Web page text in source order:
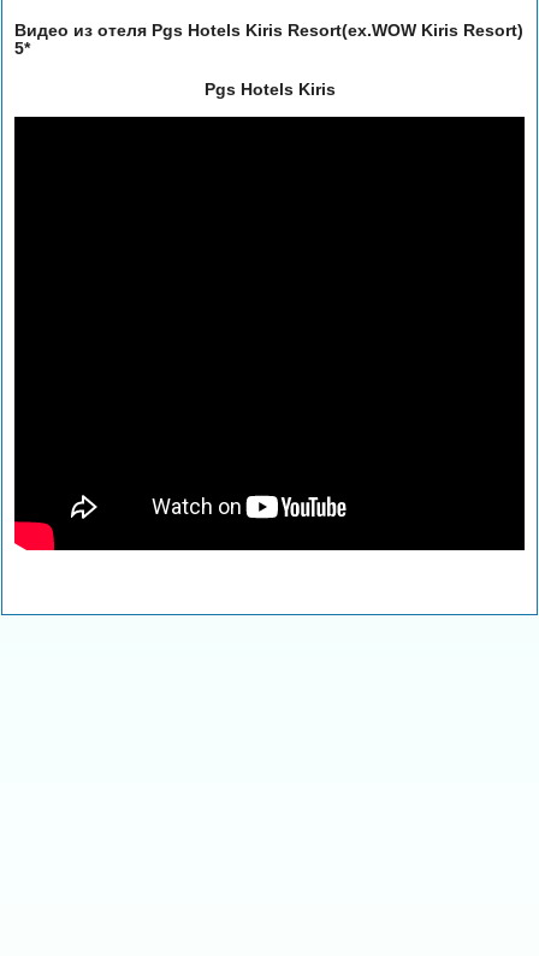
Видео из отеля Pgs Hotels Kiris Resort(ex.WOW Kiris Resort)
5*
Pgs Hotels Kiris